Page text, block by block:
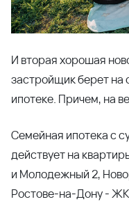
И вторая хорошая
застройщик берет на
ипотеке. Причем, на
Семейная ипотека с
действует на
и Молодежный 2,
Ростове-на-Дону -